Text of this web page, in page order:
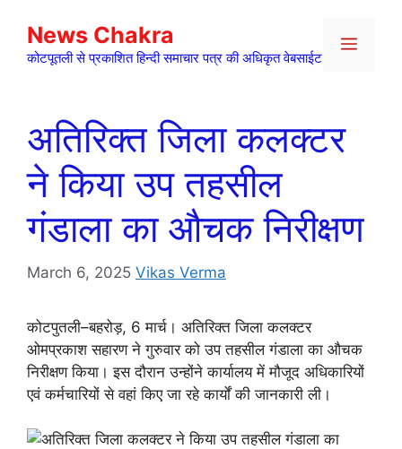
content
News Chakra
कोटपूतली से प्रकाशित हिन्दी समाचार पत्र की अधिकृत वेबसाईट
Menu
अतिरिक्त जिला कलक्टर
ने किया उप तहसील
गंडाला का औचक निरीक्षण
March 6, 2025 Vikas Verma
कोटपुतली–बहरोड़, 6 मार्च। अतिरिक्त जिला कलक्टर
ओमप्रकाश सहारण ने गुरुवार को उप तहसील गंडाला का औचक
निरीक्षण किया। इस दौरान उन्होंने कार्यालय में मौजूद अधिकारियों
एवं कर्मचारियों से वहां किए जा रहे कार्यों की जानकारी ली।